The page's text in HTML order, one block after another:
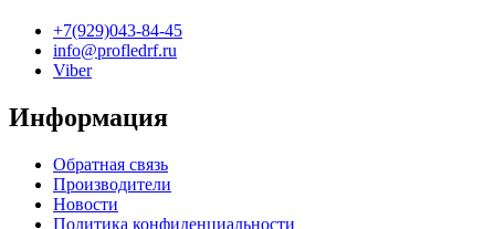
+7(929)043-84-45
info@profledrf.ru
Viber
Информация
Обратная связь
Производители
Новости
Политика конфиденциальности